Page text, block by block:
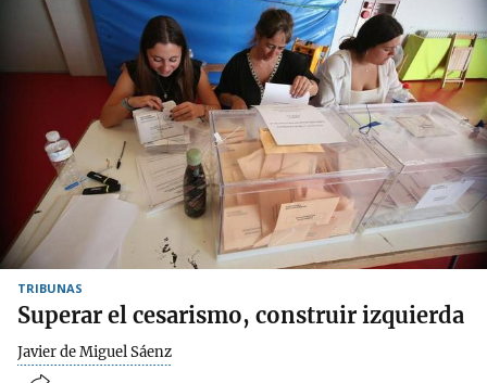
TRIBUNAS
Superar el cesarismo, construir izquierda
Javier de Miguel Sáenz